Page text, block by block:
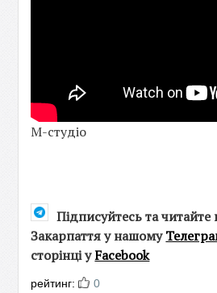
М-студіо
Підписуйтесь та
Закарпаття у нашому
сторінці уFacebook
рейтинг: 0